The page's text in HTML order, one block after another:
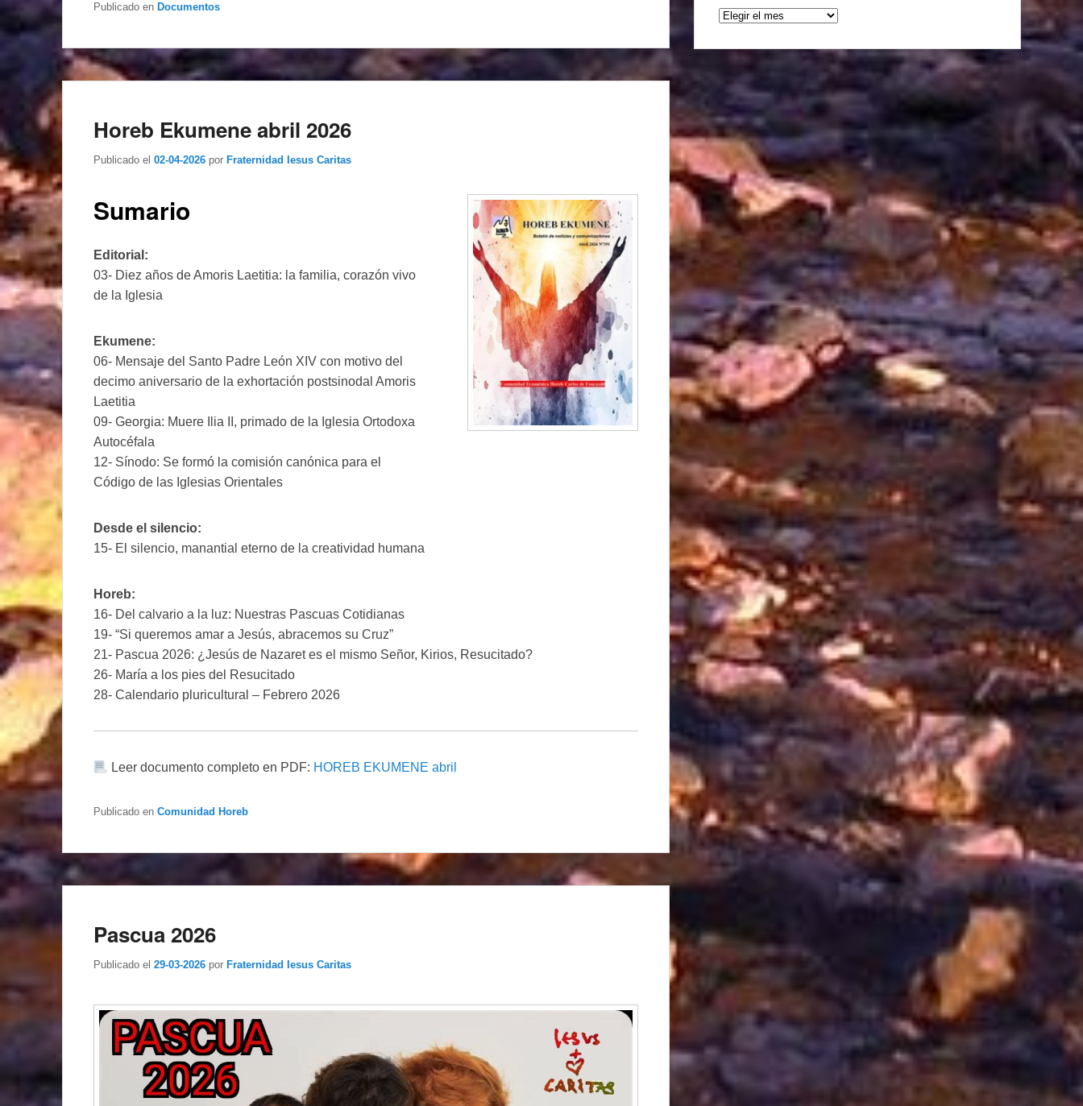
Publicado en Documentos
Horeb Ekumene abril 2026
Publicado el 02-04-2026 por Fraternidad Iesus Caritas
Sumario
Editorial:
03- Diez años de Amoris Laetitia: la familia, corazón vivo
de la Iglesia
Ekumene:
06- Mensaje del Santo Padre León XIV con motivo del
decimo aniversario de la exhortación postsinodal Amoris
Laetitia
09- Georgia: Muere Ilia II, primado de la Iglesia Ortodoxa
Autocéfala
12- Sínodo: Se formó la comisión canónica para el
Código de las Iglesias Orientales
Desde el silencio:
15- El silencio, manantial eterno de la creatividad humana
Horeb:
16- Del calvario a la luz: Nuestras Pascuas Cotidianas
19- “Si queremos amar a Jesús, abracemos su Cruz”
21- Pascua 2026: ¿Jesús de Nazaret es el mismo Señor, Kirios, Resucitado?
26- María a los pies del Resucitado
28- Calendario pluricultural – Febrero 2026
Leer documento completo en PDF: HOREB EKUMENE abril
Publicado en Comunidad Horeb
Pascua 2026
Publicado el 29-03-2026 por Fraternidad Iesus Caritas
Archivos